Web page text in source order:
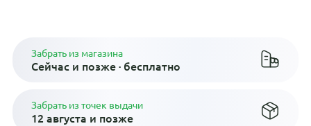
Забрать из магазина
Сейчас и позже · бесплатно
Забрать из точек выдачи
12 августа и позже